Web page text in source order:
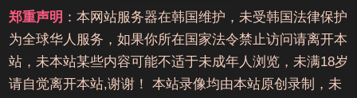
郑重声明 ：本网站服务器在韩国维护，未受韩国法律保护
为全球华人服务，如果你所在国家法令禁止访问请离开本
站，未本站某些内容可能不适于未成年人浏览，未满18岁
请自觉离开本站,谢谢！ 本站录像均由本站原创录制，未